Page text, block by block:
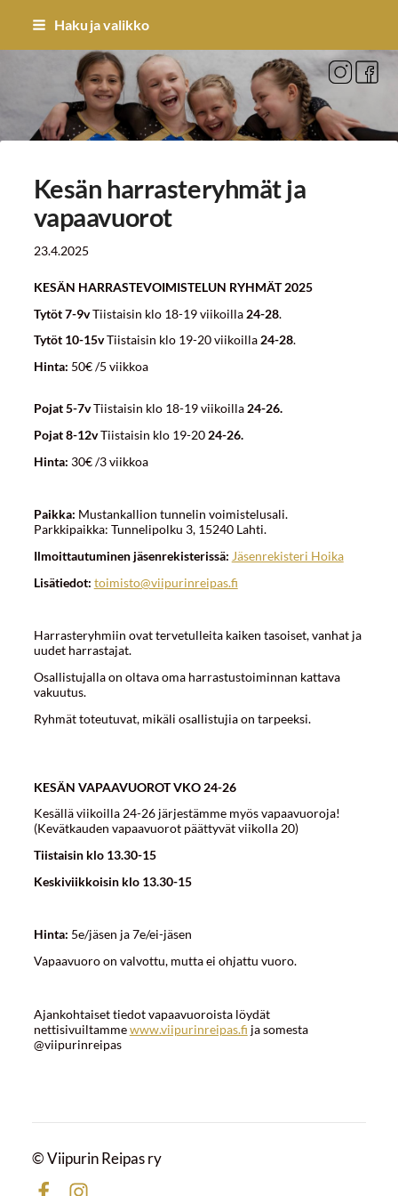
Siirry
sivun
sisältöön
Haku ja valikko
Sivuston etusivulle
Kesän harrasteryhmät ja
vapaavuorot
23.4.2025
KESÄN HARRASTEVOIMISTELUN RYHMÄT 2025
Tytöt 7-9vTiistaisin klo 18-19 viikoilla 24-28.
Tytöt 10-15vTiistaisin klo 19-20 viikoilla 24-28.
Hinta: 50€ /5 viikkoa
Pojat 5-7vTiistaisin klo 18-19 viikoilla 24-26.
Pojat 8-12vTiistaisin klo 19-20 24-26.
Hinta: 30€ /3 viikkoa
Paikka: Mustankallion tunnelin voimistelusali.
Parkkipaikka: Tunnelipolku 3, 15240 Lahti.
Ilmoittautuminen jäsenrekisterissä: Jäsenrekisteri Hoika
Lisätiedot: toimisto@viipurinreipas.fi
Harrasteryhmiin ovat tervetulleita kaiken tasoiset, vanhat ja
uudet harrastajat.
Osallistujalla on oltava oma harrastustoiminnan kattava
vakuutus.
Ryhmät toteutuvat, mikäli osallistujia on tarpeeksi.
KESÄN VAPAAVUOROT VKO 24-26
Kesällä viikoilla 24-26 järjestämme myös vapaavuoroja!
(Kevätkauden vapaavuorot päättyvät viikolla 20)
Tiistaisin klo 13.30-15
Keskiviikkoisin klo 13.30-15
Hinta: 5e/jäsen ja 7e/ei-jäsen
Vapaavuoro on valvottu, mutta ei ohjattu vuoro.
Ajankohtaiset tiedot vapaavuoroista löydät
nettisivuiltammewww.viipurinreipas.fi ja somesta
@viipurinreipas
© Viipurin Reipas ry